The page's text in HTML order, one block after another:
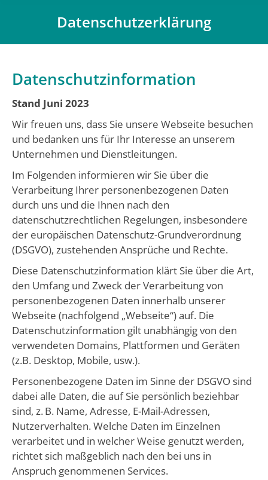
Datenschutzerklärung
Datenschutzinformation
Stand Juni 2023
Wir freuen uns, dass Sie unsere Webseite besuchen
und bedanken uns für Ihr Interesse an unserem
Unternehmen und Dienstleitungen.
Im Folgenden informieren wir Sie über die
Verarbeitung Ihrer personenbezogenen Daten
durch uns und die Ihnen nach den
datenschutzrechtlichen Regelungen, insbesondere
der europäischen Datenschutz-Grundverordnung
(DSGVO), zustehenden Ansprüche und Rechte.
Diese Datenschutzinformation klärt Sie über die Art,
den Umfang und Zweck der Verarbeitung von
personenbezogenen Daten innerhalb unserer
Webseite (nachfolgend „Webseite“) auf. Die
Datenschutzinformation gilt unabhängig von den
verwendeten Domains, Plattformen und Geräten
(z.B. Desktop, Mobile, usw.).
Personenbezogene Daten im Sinne der DSGVO sind
dabei alle Daten, die auf Sie persönlich beziehbar
sind, z. B. Name, Adresse, E-Mail-Adressen,
Nutzerverhalten. Welche Daten im Einzelnen
verarbeitet und in welcher Weise genutzt werden,
richtet sich maßgeblich nach den bei uns in
Anspruch genommenen Services.